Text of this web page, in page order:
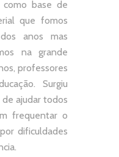
como base de
que fomos
anos mas
na grande
professores
Surgiu
ajudar todos
frequentar o
dificuldades